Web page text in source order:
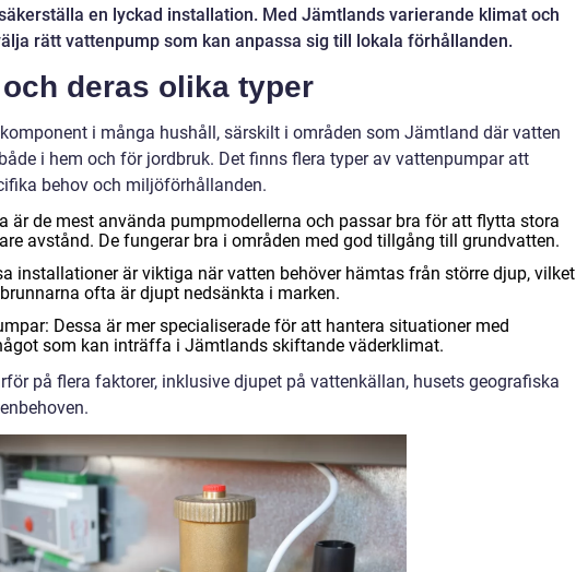
en lyckad installation. Med Jämtlands varierande klimat och
rätt vattenpump som kan anpassa sig till lokala förhållanden.
deras olika typer
i många hushåll, särskilt i områden som Jämtland där vatten
i hem och för jordbruk. Det finns flera typer av vattenpumpar att
behov och miljöförhållanden.
är de mest använda pumpmodellerna och passar bra för att flytta stora
avstånd. De fungerar bra i områden med god tillgång till grundvatten.
installationer är viktiga när vatten behöver hämtas från större djup, vilket
ofta är djupt nedsänkta i marken.
Dessa är mer specialiserade för att hantera situationer med
som kan inträffa i Jämtlands skiftande väderklimat.
på flera faktorer, inklusive djupet på vattenkällan, husets geografiska